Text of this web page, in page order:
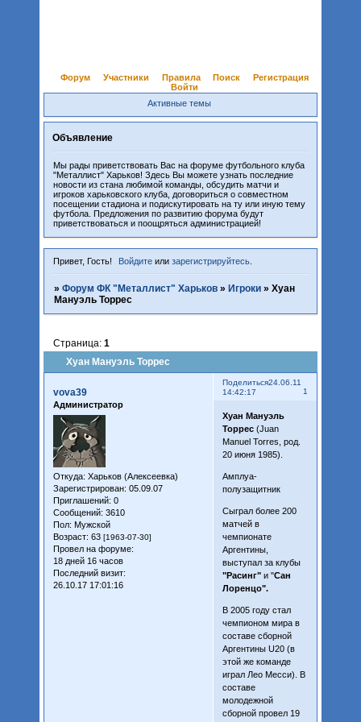
Форум Участники Правила Поиск
Регистрация
Войти
Активные темы
Объявление
Мы рады приветствовать Вас на форуме футбольного клуба
"Металлист" Харьков! Здесь Вы можете узнать последние
новости из стана любимой команды, обсудить матчи и
игроков харьковского клуба, договориться о совместном
посещении стадиона и подискутировать на ту или иную тему
футбола. Предложения по развитию форума будут
приветствоваться и поощряться администрацией!
Привет, Гость! Войдите илизарегистрируйтесь
» Форум ФК "Металлист" Харьков » Игроки » Хуан
Мануэль Торрес
Хуан Мануэль Торрес
Страница: 1
Поделиться
1
24.06.11
14:42:17
vova39
Администратор
Откуда: Харьков (Алексеевка)
Зарегистрирован: 05.09.07
Приглашений: 0
Сообщений: 3610
Пол: Мужской
Возраст: 63 [1963-07-30]
Провел на форуме:
18 дней 16 часов
Последний визит:
26.10.17 17:01:16
Хуан Мануэль
Торрес(Juan
Manuel Torres, род.
20 июня 1985).
Амплуа-
полузащитник
Сыграл более 200
матчей в
чемпионате
Аргентины,
выступал за клубы
"Расинг"и "Сан
Лоренцо".
В 2005 году стал
чемпионом мира в
составе сборной
Аргентины U20 (в
этой же команде
играл Лео Месси). В
составе
молодежной
сборной провел 19